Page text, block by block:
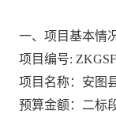
一、项目基本情
项目编号:
项目名称： 安图
预算金额： 二标